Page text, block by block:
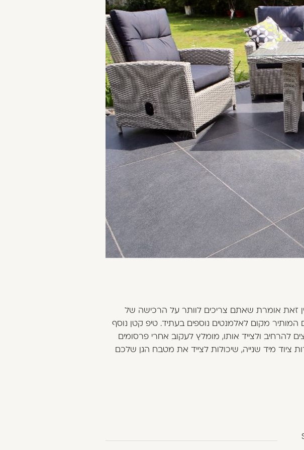
זאת אומרת שאתם צריכים לוותר על הרכישה של
מקום לאלמנטים נוספים בעתיד. טיפ קטן נוסף
ולצייד אותו, מומלץ לעקוב אחרי פרסומים
ציוד מיד שנייה, שיכולות לצייד את מטבח הגן שלכם